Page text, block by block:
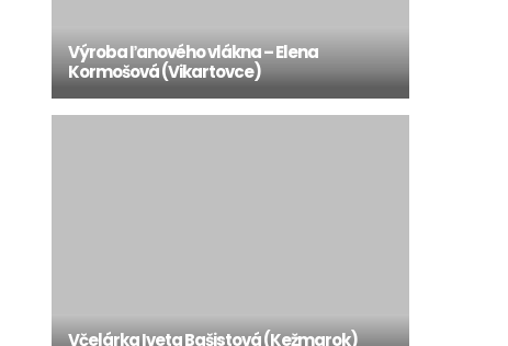
Výroba ľanového vlákna – Elena
Kormošová (Vikartovce)
Včelárka Iveta Bašistová (Kežmarok)